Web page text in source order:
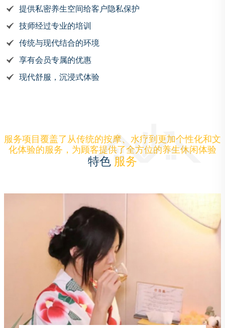
提供私密养生空间给客户隐私保护
技师经过专业的培训
传统与现代结合的环境
享有会员专属的优惠
现代舒服，沉浸式体验
服务项目覆盖了从传统的按摩、水疗到更加个性化和文
化体验的服务，为顾客提供了全方位的养生休闲体验
特色 服务